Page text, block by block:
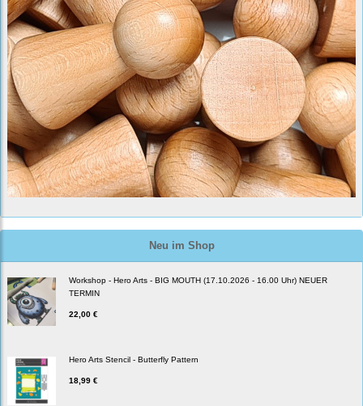
Neu im Shop
Workshop - Hero Arts - BIG MOUTH (17.10.2026 - 16.00 Uhr) NEUER
TERMIN
22,00 €
Hero Arts Stencil - Butterfly Pattern
18,99 €